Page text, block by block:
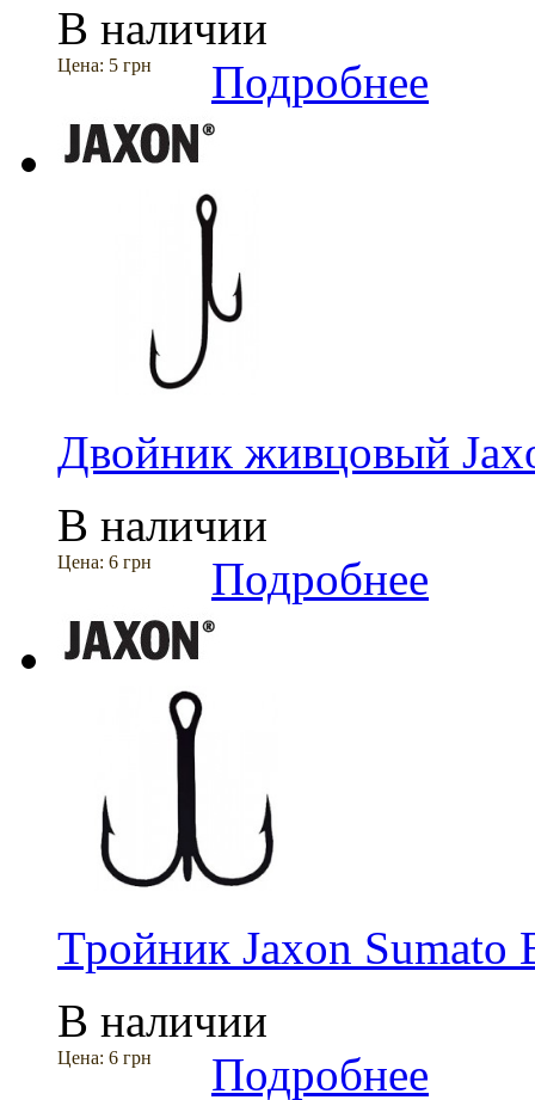
В наличии
Цена: 5 грн Подробнее
Двойник живцовый
В наличии
Цена: 6 грн Подробнее
Тройник Jaxon Sumato
В наличии
Цена: 6 грн Подробнее